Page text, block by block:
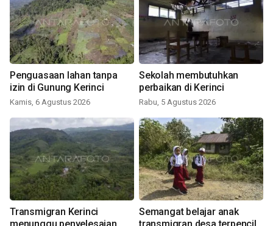
Penguasaan lahan tanpa
izin di Gunung Kerinci
Kamis, 6 Agustus 2026
Sekolah membutuhkan
perbaikan di Kerinci
Rabu, 5 Agustus 2026
Transmigran Kerinci
Semangat belajar anak